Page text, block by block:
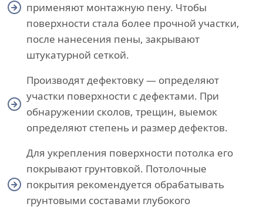
применяют монтажную пену. Чтобы
поверхности стала более прочной участки,
после нанесения пены, закрывают
штукатурной сеткой.
Производят дефектовку — определяют
участки поверхности с дефектами. При
обнаружении сколов, трещин, выемок
определяют степень и размер дефектов.
Для укрепления поверхности потолка его
покрывают грунтовкой. Потолочные
покрытия рекомендуется обрабатывать
грунтовыми составами глубокого